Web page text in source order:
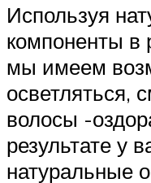
Используя
компоненты в
мы имеем
осветляться,
волосы -
результате у
натуральные